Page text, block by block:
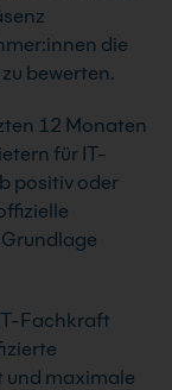
die
bewerten.
12 Monaten
für IT-
positiv oder
Fachkraft
und maximale